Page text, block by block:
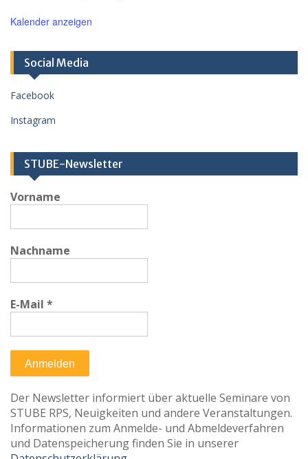
Kalender anzeigen
Social Media
Facebook
Instagram
STUBE-Newsletter
Vorname
Nachname
E-Mail *
Der Newsletter informiert über aktuelle Seminare von
STUBE RPS, Neuigkeiten und andere Veranstaltungen.
Informationen zum Anmelde- und Abmeldeverfahren
und Datenspeicherung finden Sie in unserer